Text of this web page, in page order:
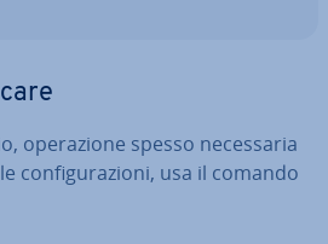
ope­ra­zio­ne spesso ne­ces­sa­ria
con­fi­gu­ra­zio­ni, usa il comando